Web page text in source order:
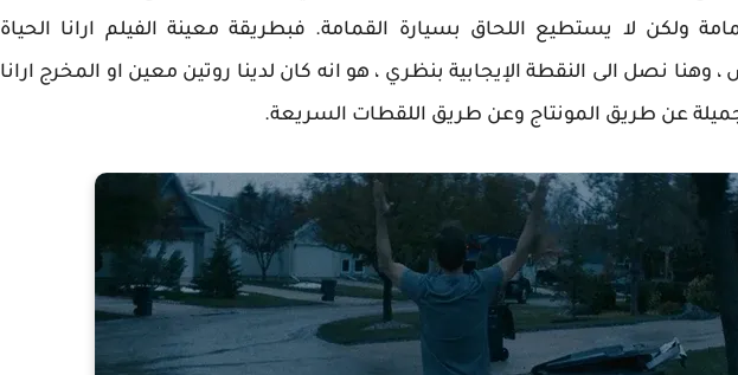
ولكن لا يستطيع اللحاق بسيارة القمامة. فبطريقة معينة الفيلم ارانا الحياة
وهنا نصل الى النقطة الإيجابية بنظري ، هو انه كان لدينا روتين معين او المخرج ارانا
جميلة عن طريق المونتاج وعن طريق اللقطات السريعة.